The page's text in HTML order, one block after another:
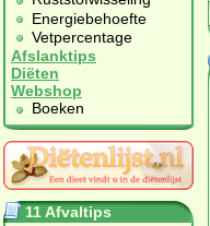
Energiebehoefte
Vetpercentage
Afslanktips
Diëten
Webshop
Boeken
11 Afvaltips